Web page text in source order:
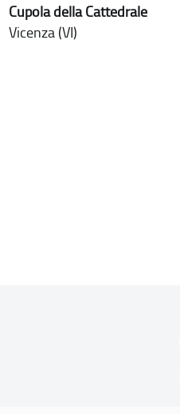
Cupola della Cattedrale
Vicenza (VI)